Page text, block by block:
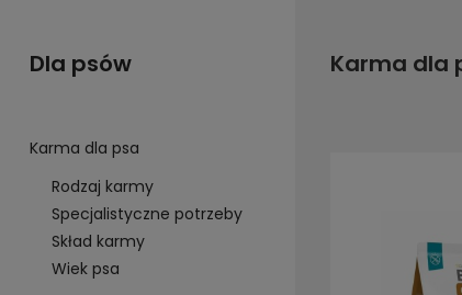
Dla psów
Karma dla psa
Rodzaj karmy
Specjalistyczne potrzeby
Skład karmy
Wiek psa
Karma dla